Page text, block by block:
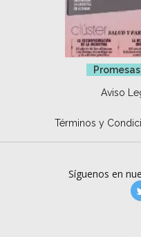
Aviso
Términos y
Síguenos en